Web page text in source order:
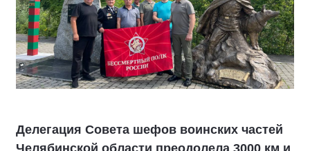
Делегация Совета шефов воинских частей
Челябинской области преодолела 3000 км и